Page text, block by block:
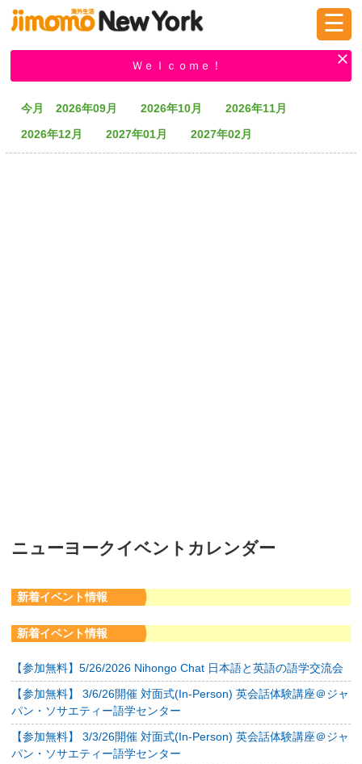
掲示板 タウン情報 教えて！
☰
Ｗｅｌｃｏｍｅ！
今月 2026年09月 2026年10月
2026年11月
2026年12月
2027年01月 2027年02月
ニューヨークイベントカレンダー
新着イベント情報
新着イベント情報
【参加無料】5/26/2026 Nihongo Chat 日本語と英語の語学交流会
【参加無料】 3/6/26開催 対面式(In-Person) 英会話体験講座＠ジャ
パン・ソサエティー語学センター
【参加無料】 3/3/26開催 対面式(In-Person) 英会話体験講座＠ジャ
パン・ソサエティー語学センター